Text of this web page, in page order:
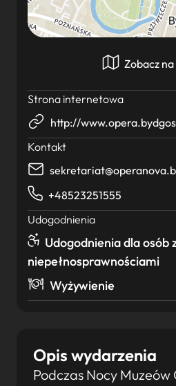
Opis wydarzenia
Podczas Nocy
Zobacz
Strona internetowa
http://
Kontakt
+48523251555
Udogodnienia
Udogodnienia dla osób
niepełnosprawnościami
Wyżywienie